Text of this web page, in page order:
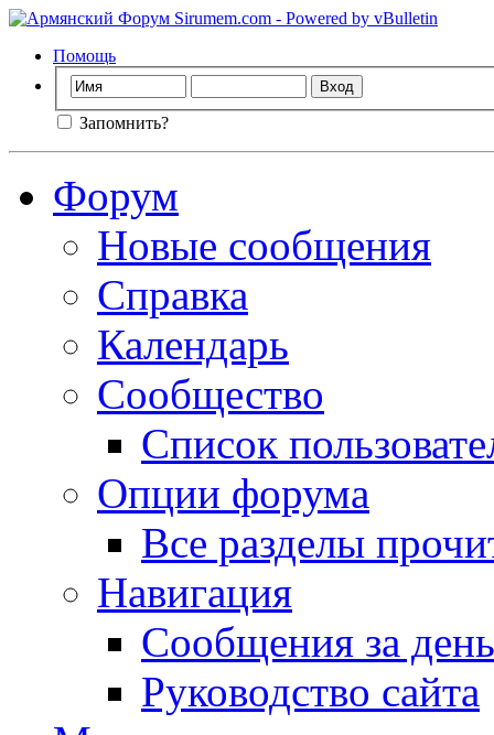
Помощь
Запомнить?
Форум
Новые сообщения
Справка
Календарь
Сообщество
Список
Опции форума
Все разделы
Навигация
Сообщения за день
Руководство сайта